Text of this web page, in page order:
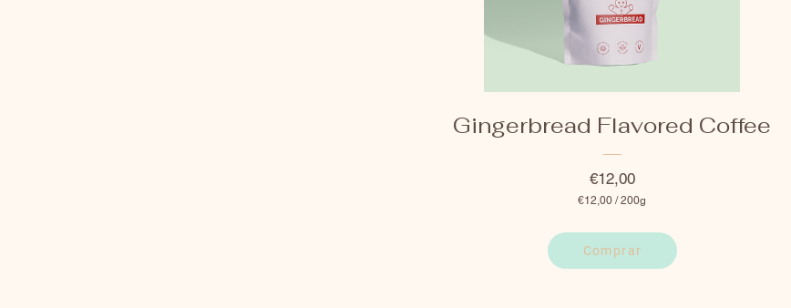
Gingerbread Flavored Coffee
€12,00Prijs
€12,00 /200g
per
200
Gram
Comprar